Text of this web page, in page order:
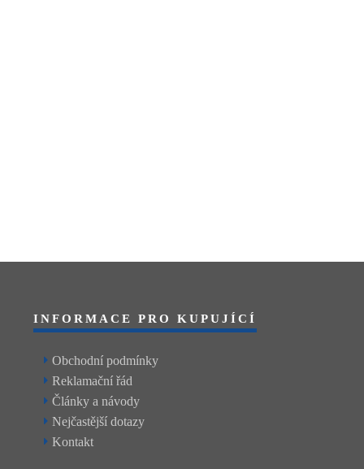
INFORMACE PRO KUPUJÍCÍ
Obchodní podmínky
Reklamační řád
Články a návody
Nejčastější dotazy
Kontakt